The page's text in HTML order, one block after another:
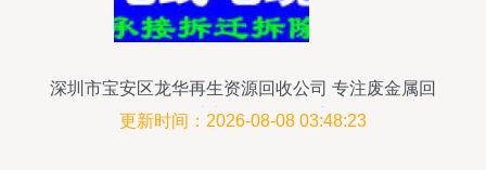
深圳市宝安区龙华再生资源回收公司 专注废金属回
收，助力绿色循环经济
更新时间：2026-08-08 03:48:23